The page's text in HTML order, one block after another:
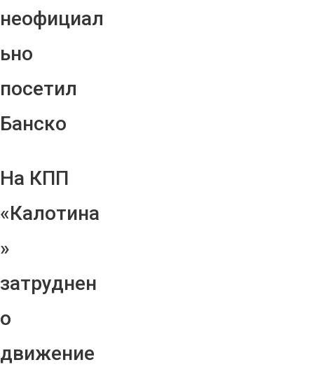
неофициал
ьно
посетил
Банско
На КПП
«Калотина
»
затруднен
о
движение